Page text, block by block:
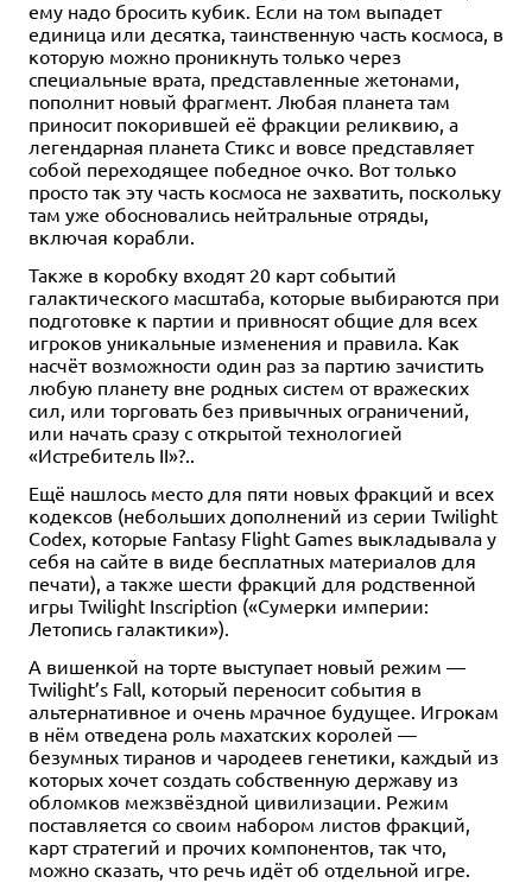
ему надо бросить кубик. Если на том выпадет
единица или десятка, таинственную часть космоса, в
которую можно проникнуть только через
специальные врата, представленные жетонами,
пополнит новый фрагмент. Любая планета там
приносит покорившей её фракции реликвию, а
легендарная планета Стикс и вовсе представляет
собой переходящее победное очко. Вот только
просто так эту часть космоса не захватить, поскольку
там уже обосновались нейтральные отряды,
включая корабли.
Также в коробку входят 20 карт событий
галактического масштаба, которые выбираются при
подготовке к партии и привносят общие для всех
игроков уникальные изменения и правила. Как
насчёт возможности один раз за партию зачистить
любую планету вне родных систем от вражеских
сил, или торговать без привычных ограничений,
или начать сразу с открытой технологией
«Истребитель II»?..
Ещё нашлось место для пяти новых фракций и всех
кодексов (небольших дополнений из серии Twilight
Codex, которые Fantasy Flight Games выкладывала у
себя на сайте в виде бесплатных материалов для
печати), а также шести фракций для родственной
игры Twilight Inscription («Сумерки империи:
Летопись галактики»).
А вишенкой на торте выступает новый режим —
Twilight’s Fall, который переносит события в
альтернативное и очень мрачное будущее. Игрокам
в нём отведена роль махатских королей —
безумных тиранов и чародеев генетики, каждый из
которых хочет создать собственную державу из
обломков межзвёздной цивилизации. Режим
поставляется со своим набором листов фракций,
карт стратегий и прочих компонентов, так что,
можно сказать, что речь идёт об отдельной игре.